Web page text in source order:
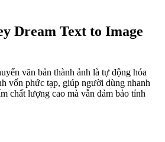
Dream Text to Image
văn bản thành ảnh là tự động hóa
vốn phức tạp, giúp người dùng nhanh
chất lượng cao mà vẫn đảm bảo tính